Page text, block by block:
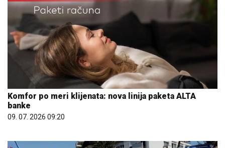
Komfor po meri klijenata: nova linija paketa ALTA
banke
09. 07. 2026 09:20